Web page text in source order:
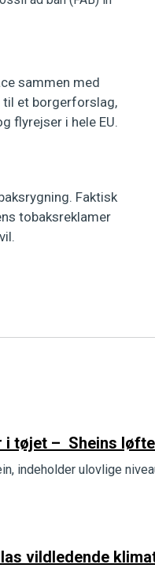
sammen med
et borgerforslag,
flyrejser i hele EU.
Faktisk
tobaksreklamer
i tøjet – Sheins
indeholder ulovlige
vildledende